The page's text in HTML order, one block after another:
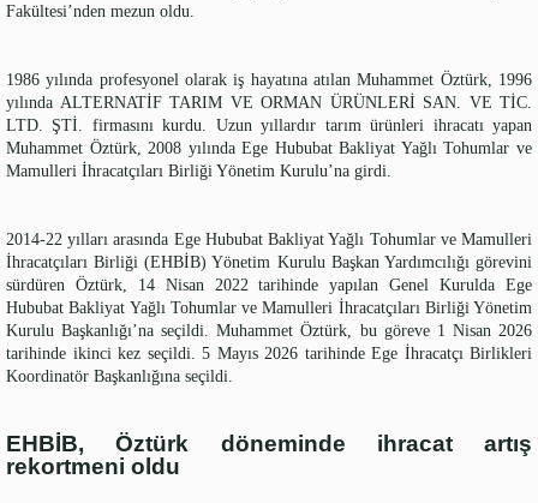
Fakültesi’nden mezun oldu.
1986 yılında profesyonel olarak iş hayatına atılan Muhammet Öztürk, 1996
yılında ALTERNATİF TARIM VE ORMAN ÜRÜNLERİ SAN. VE TİC.
LTD. ŞTİ. firmasını kurdu. Uzun yıllardır tarım ürünleri ihracatı yapan
Muhammet Öztürk, 2008 yılında Ege Hububat Bakliyat Yağlı Tohumlar ve
Mamulleri İhracatçıları Birliği Yönetim Kurulu’na girdi.
2014-22 yılları arasında Ege Hububat Bakliyat Yağlı Tohumlar ve Mamulleri
İhracatçıları Birliği (EHBİB) Yönetim Kurulu Başkan Yardımcılığı görevini
sürdüren Öztürk, 14 Nisan 2022 tarihinde yapılan Genel Kurulda Ege
Hububat Bakliyat Yağlı Tohumlar ve Mamulleri İhracatçıları Birliği Yönetim
Kurulu Başkanlığı’na seçildi. Muhammet Öztürk, bu göreve 1 Nisan 2026
tarihinde ikinci kez seçildi. 5 Mayıs 2026 tarihinde Ege İhracatçı Birlikleri
Koordinatör Başkanlığına seçildi.
EHBİB, Öztürk döneminde ihracat artış
rekortmeni oldu